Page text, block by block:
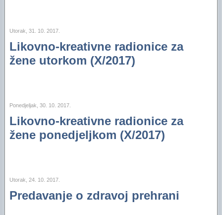
Utorak, 31. 10. 2017.
Likovno-kreativne radionice za
žene utorkom (X/2017)
Ponedjeljak, 30. 10. 2017.
Likovno-kreativne radionice za
žene ponedjeljkom (X/2017)
Utorak, 24. 10. 2017.
Predavanje o zdravoj prehrani